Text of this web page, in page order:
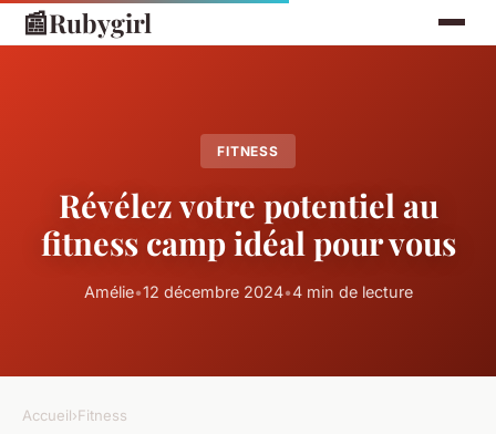
📰Rubygirl
FITNESS
Révélez votre potentiel au
fitness camp idéal pour vous
Amélie•12 décembre 2024•4 min de lecture
Accueil›Fitness